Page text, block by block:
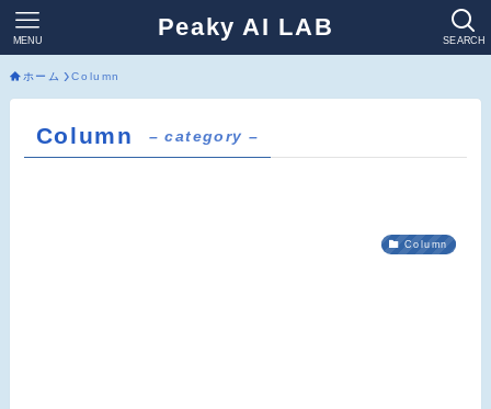
Peaky AI LAB SEARCH
MENU
ホーム Column
Column – category –
Column